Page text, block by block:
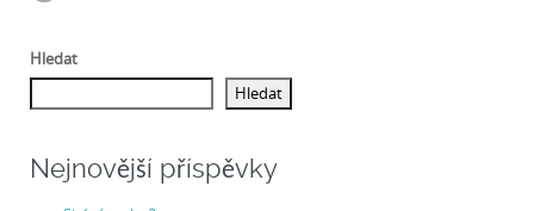
Hledat
Hledat
Nejnovější příspěvky